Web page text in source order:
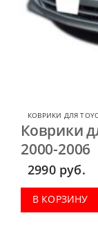
КОВРИКИ ДЛЯ
Коврики
2000-2006
2990 руб.
В КОРЗИНУ